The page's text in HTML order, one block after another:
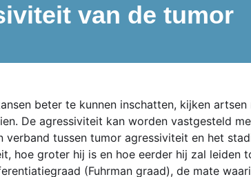
van de tumor
beter te kunnen inschatten, kijken
De agressiviteit kan worden vastgesteld
verband tussen tumor agressiviteit en het
hoe groter hij is en hoe eerder hij zal leiden
(Fuhrman graad), de mate